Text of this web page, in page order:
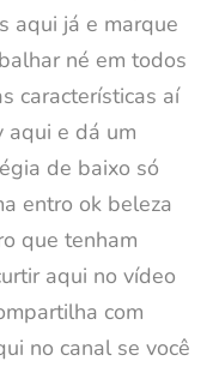
aqui já e marque
né em todos
características aí
aqui e dá um
de baixo só
entro ok beleza
que tenham
aqui no vídeo
com
no canal se você